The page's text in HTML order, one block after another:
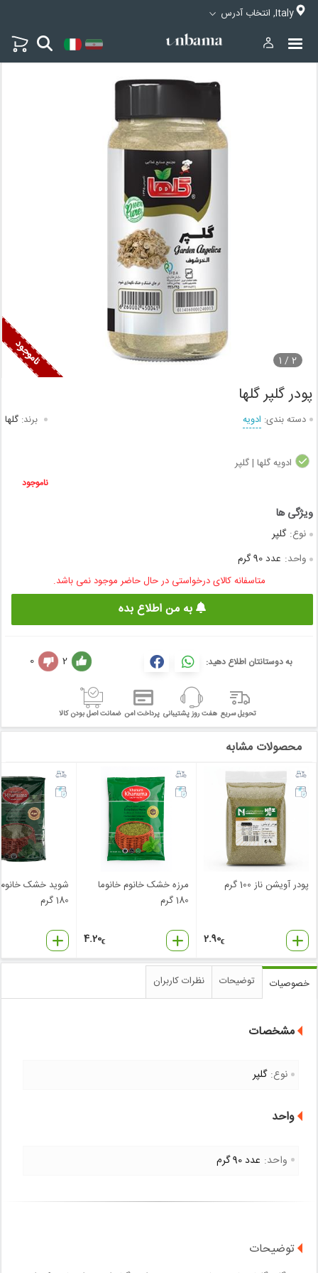
Italy, انتخاب آدرس
2 /
1
پودر گلپر گلها
دسته بندی: ادویه برند: گلها
ادویه گلها | گلپر
ناموجود
نوع: گلپر
واحد: عدد 90 گرم
متاسفانه کالای درخواستی در حال حاضر موجود نمی باشد.
به من اطلاع بده
به دوستانتان اطلاع دهید: 2
0
تحویل سریع هفت روز پشتیبانی پرداخت امن ضمانت اصل بودن کالا
محصولات مشابه
پودر آویشن ناز 100 گرم
2.90€
مرزه خشک خانوم خانوما
180 گرم
4.20€
شوید خشک خانوم
180 گرم
خصوصیات توضیحات نظرات کاربران
مشخصات
نوع: گلپر
واحد
واحد: عدد 90 گرم
توضیحات